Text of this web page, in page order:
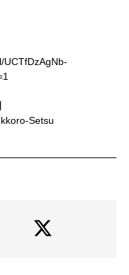
UCTfDzAgNb-
Setsu